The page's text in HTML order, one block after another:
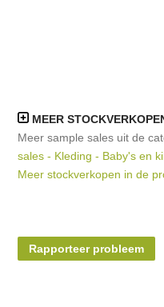
MEER
Meer sample sales uit de
sales - Kleding - Baby's en
Meer stockverkopen in de
Rapporteer probleem